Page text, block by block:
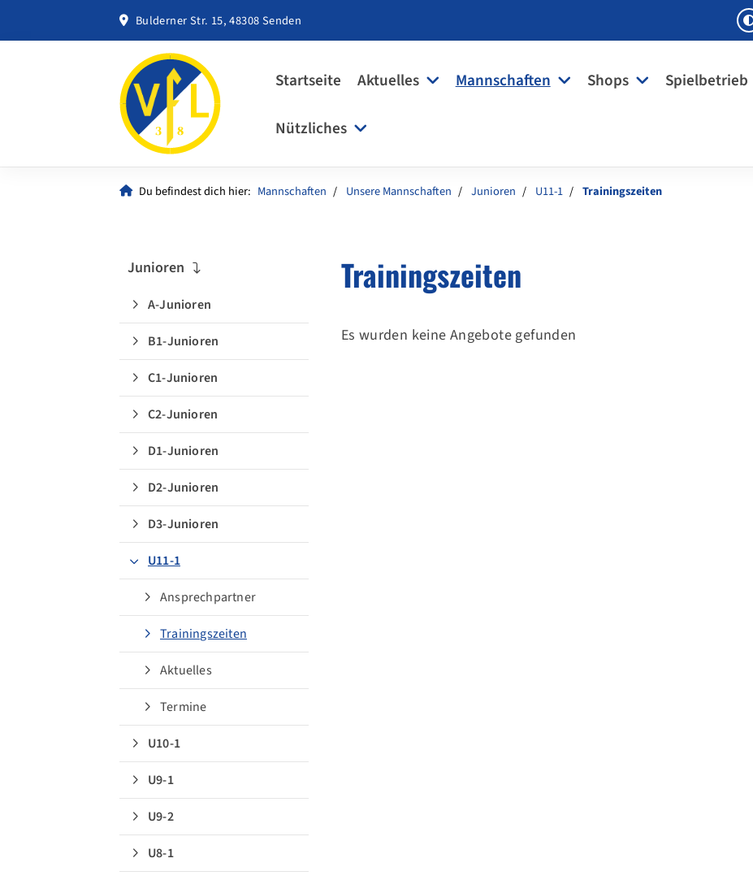
Bulderner Str. 15, 48308 Senden
Startseite Aktuelles Mannschaften Shops Spielbetrieb
Nützliches
Du befindest dich hier: Mannschaften Unsere Mannschaften Junioren U11-1 Trainingszeiten
Trainingszeiten
Es wurden keine Angebote gefunden
Junioren
A-Junioren
B1-Junioren
C1-Junioren
C2-Junioren
D1-Junioren
D2-Junioren
D3-Junioren
U11-1
Ansprechpartner
Trainingszeiten
Aktuelles
Termine
U10-1
U9-1
U9-2
U8-1
Quicklinks
Sportangebote finden
Unsere Mannschaften
Sportsuche
Ausfälle und Vertretungen
Deutsches Sportabzeichen